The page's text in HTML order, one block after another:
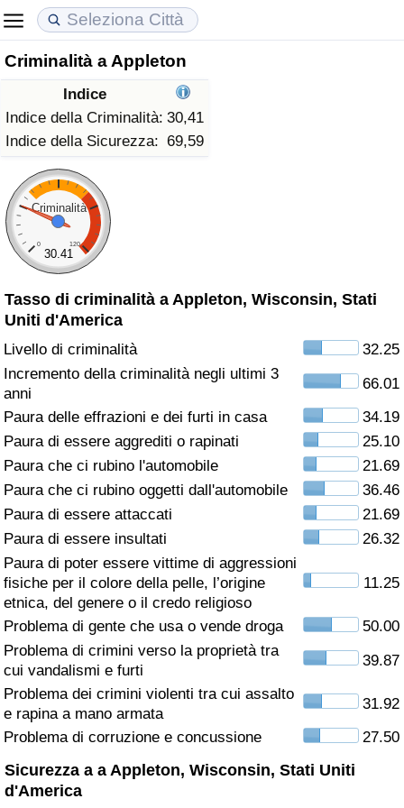
Criminalità a Appleton
Indice
Indice della Criminalità: 30,41
Indice della Sicurezza: 69,59
Criminalità
0 120
30.41
Tasso di criminalità a Appleton, Wisconsin, Stati
Uniti d'America
Livello di criminalità
32.25
Incremento della criminalità negli ultimi 3
anni
66.01
Paura delle effrazioni e dei furti in casa
34.19
Paura di essere aggrediti o rapinati
25.10
Paura che ci rubino l'automobile
21.69
Paura che ci rubino oggetti dall'automobile
36.46
Paura di essere attaccati
21.69
Paura di essere insultati
26.32
Paura di poter essere vittime di aggressioni
fisiche per il colore della pelle, l’origine
etnica, del genere o il credo religioso
11.25
Problema di gente che usa o vende droga
50.00
Problema di crimini verso la proprietà tra
cui vandalismi e furti
39.87
Problema dei crimini violenti tra cui assalto
e rapina a mano armata
31.92
Problema di corruzione e concussione
27.50
Sicurezza a a Appleton, Wisconsin, Stati Uniti
d'America
Costo della vita
Indice Del Costo Della Vita (corrente)
Indice Del Costo Della Vita
Indice del Costo della Vita per Nazione
ad Aqaba
Prezzi degli immobili
Indice del Prezzo delle Case (Corrente)
Indice del Prezzo delle Case
Indice del Prezzo delle Case per Nazione
Qualità della Vita
Indice della Qualità della Vita
Indice della Qualità della Vita (Corrente)
Indice della qualità della vita per Paese
Criminalità
Indice del Tasso di Criminalità (Corrente)
Indice della Criminalità
Indice di criminalità per paese
Assistenza Sanitaria
Indice dell’Assistenza Sanitaria (Corrente)
Indice dell’Assistenza Sanitaria per
Nazione
Inquinamento
Indice dell’Inquinamento (Corrente)
Indice di inquinamento
Indice dell’Inquinamento per Nazione